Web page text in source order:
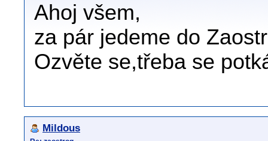
Ahoj všem,
za pár jedeme do
Ozvěte se,třeba se
Mildous